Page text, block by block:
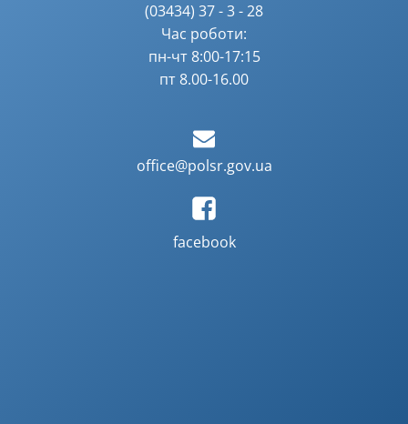
(03434) 37 - 3 - 28
Час роботи:
пн-чт 8:00-17:15
пт 8.00-16.00
office@polsr.gov.ua
facebook